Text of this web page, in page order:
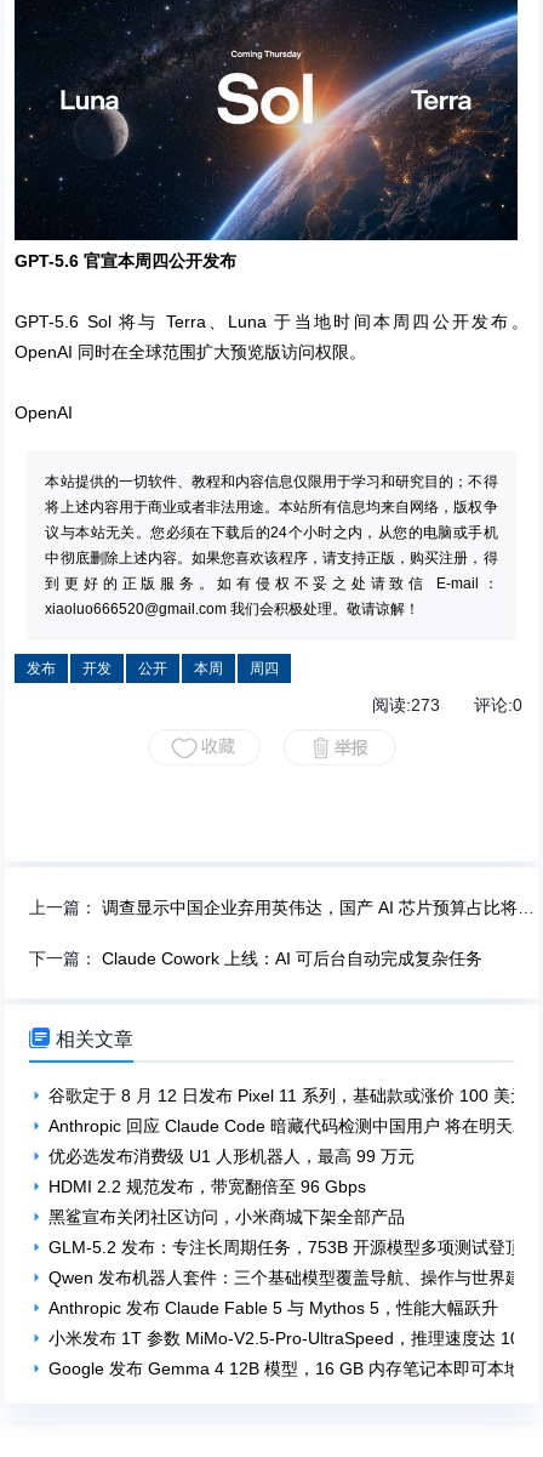
GPT-5.6 官宣本周四公开发布
GPT-5.6 Sol 将与 Terra、Luna 于当地时间本周四公开发布。
OpenAI 同时在全球范围扩大预览版访问权限。
OpenAI
本站提供的一切软件、教程和内容信息仅限用于学习和研究目的；不得
将上述内容用于商业或者非法用途。本站所有信息均来自网络，版权争
议与本站无关。您必须在下载后的24个小时之内，从您的电脑或手机
中彻底删除上述内容。如果您喜欢该程序，请支持正版，购买注册，得
到更好的正版服务。如有侵权不妥之处请致信 E-mail：
xiaoluo666520@gmail.com 我们会积极处理。敬请谅解！
发布 开发 公开 本周 周四
阅读:273 评论:0
上一篇：调查显示中国企业弃用英伟达，国产 AI 芯片预算占比将升至 46%
下一篇：Claude Cowork 上线：AI 可后台自动完成复杂任务
 相关文章
谷歌定于 8 月 12 日发布 Pixel 11 系列，基础款或涨价 100 美元
Anthropic 回应 Claude Code 暗藏代码检测中国用户 将在明天发
优必选发布消费级 U1 人形机器人，最高 99 万元
HDMI 2.2 规范发布，带宽翻倍至 96 Gbps
黑鲨宣布关闭社区访问，小米商城下架全部产品
GLM-5.2 发布：专注长周期任务，753B 开源模型多项测试登顶
Qwen 发布机器人套件：三个基础模型覆盖导航、操作与世界建模
Anthropic 发布 Claude Fable 5 与 Mythos 5，性能大幅跃升
小米发布 1T 参数 MiMo-V2.5-Pro-UltraSpeed，推理速度达
Google 发布 Gemma 4 12B 模型，16 GB 内存笔记本即可本地运